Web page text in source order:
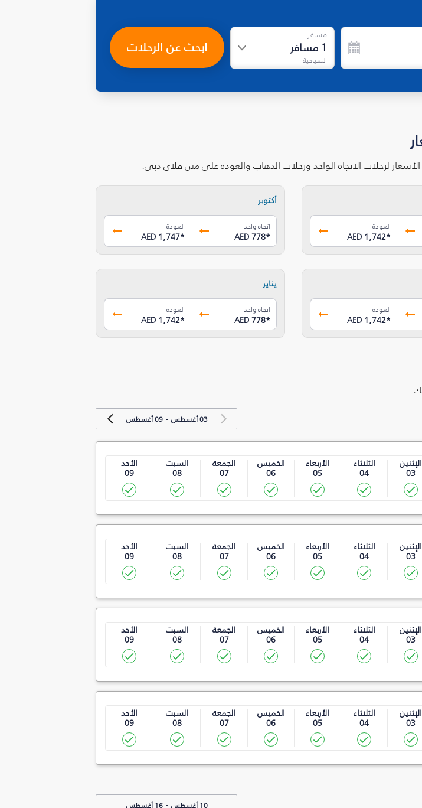
مسافر
1 مسافر
السياحية
ابحث عن الرحلات
لرحلات الاتجاه الواحد ورحلات الذهاب والعودة على متن فلاي دبي.
العودة
AED 1,742*
أكتوبر
اتجاه واحد
AED 778*
العودة
AED 1,747*
العودة
AED 1,742*
يناير
اتجاه واحد
AED 778*
العودة
AED 1,742*
03 أغسطس -09 أغسطس
الإثنين
03
الثلاثاء
04
الأربعاء
05
الخميس
06
الجمعة
07
السبت
08
الأحد
09
الإثنين
03
الثلاثاء
04
الأربعاء
05
الخميس
06
الجمعة
07
السبت
08
الأحد
09
الإثنين
03
الثلاثاء
04
الأربعاء
05
الخميس
06
الجمعة
07
السبت
08
الأحد
09
الإثنين
03
الثلاثاء
04
الأربعاء
05
الخميس
06
الجمعة
07
السبت
08
الأحد
09
10 أغسطس -16 أغسطس